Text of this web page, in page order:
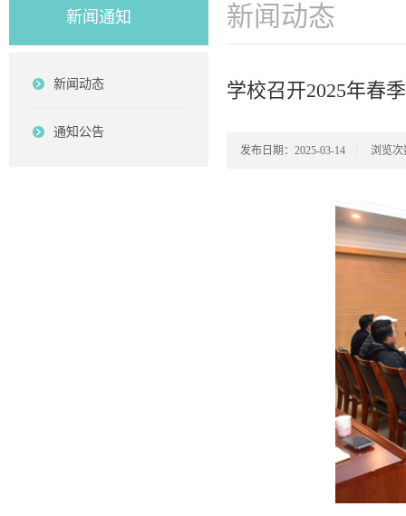
新闻通知
新闻动态
通知公告
新闻动态
学校召开2025年春
发布日期：2025-03-14 浏览次